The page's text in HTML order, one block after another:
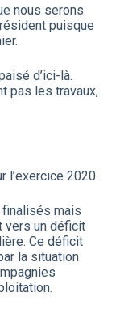
nous serons
puisque
d’ici-là.
pas les travaux,
l’exercice 2020.
mais
vers un déficit
Ce déficit
la situation